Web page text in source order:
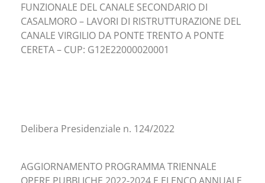
FUNZIONALE DEL CANALE SECONDARIO DI
CASALMORO – LAVORI DI RISTRUTTURAZIONE DEL
CANALE VIRGILIO DA PONTE TRENTO A PONTE
CERETA – CUP: G12E22000020001
Delibera Presidenziale n. 124/2022
AGGIORNAMENTO PROGRAMMA TRIENNALE